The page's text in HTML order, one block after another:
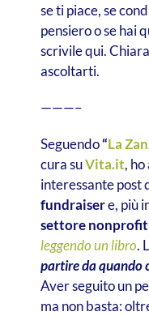
se ti piace, se
pensiero o se hai
scrivile qui.
ascoltarti.
———–
Seguendo“La
cura suVita.it,
interessante post
fundraisere, più
settore nonprofit
leggendo un libro.
partire da quando
Aver seguito un
ma non basta: